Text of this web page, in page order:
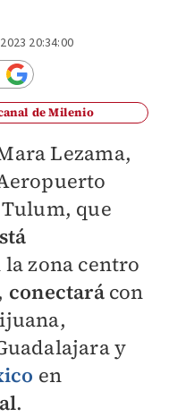
20:34:00
de Milenio
Lezama,
que
la zona centro
conectarácon
y
en
.